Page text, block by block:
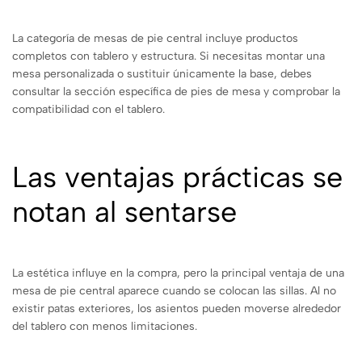
La categoría de mesas de pie central incluye productos
completos con tablero y estructura. Si necesitas montar una
mesa personalizada o sustituir únicamente la base, debes
consultar la sección específica de pies de mesa y comprobar la
compatibilidad con el tablero.
Las ventajas prácticas se
notan al sentarse
La estética influye en la compra, pero la principal ventaja de una
mesa de pie central aparece cuando se colocan las sillas. Al no
existir patas exteriores, los asientos pueden moverse alrededor
del tablero con menos limitaciones.